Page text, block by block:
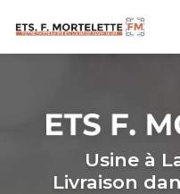
principal
Usine à
Livraison